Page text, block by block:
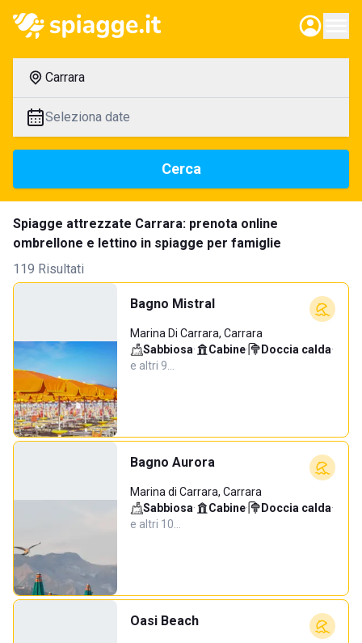
Carrara
Seleziona date
Cerca
Spiagge attrezzate Carrara: prenota online
ombrellone e lettino in spiagge per famiglie
119 Risultati
Bagno Mistral
Marina Di Carrara, Carrara
Sabbiosa· Cabine· Doccia calda·
e altri 9…
Bagno Aurora
Marina di Carrara, Carrara
Sabbiosa· Cabine· Doccia calda·
e altri 10…
Oasi Beach